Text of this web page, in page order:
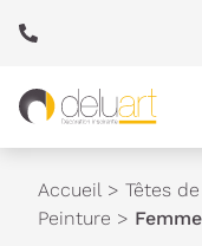
Accueil > Têtes
Peinture >